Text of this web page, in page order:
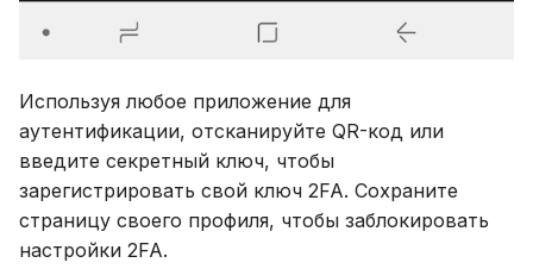
Используя любое приложение для
аутентификации, отсканируйте QR-код или
введите секретный ключ, чтобы
зарегистрировать свой ключ 2FA. Сохраните
страницу своего профиля, чтобы заблокировать
настройки 2FA.